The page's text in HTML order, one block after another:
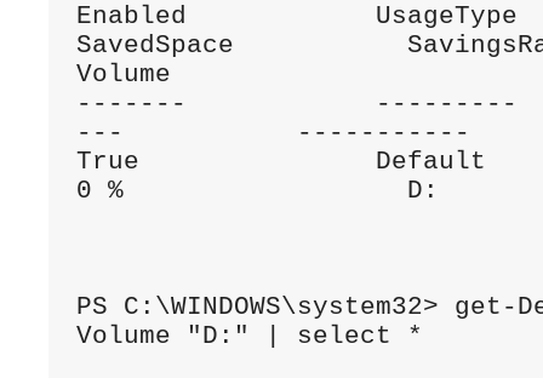
Enabled            UsageType
SavedSpace
Volume
-------            ---------
---           -----------
True               Default
0 %                  D:
PS C:\WINDOWS\system32> get-
Volume "D:" | select *